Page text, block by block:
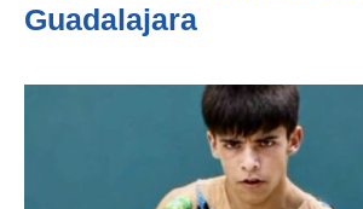
Guadalajara